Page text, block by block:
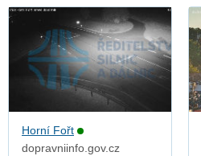
Horní Fořt
dopravniinfo.gov.cz